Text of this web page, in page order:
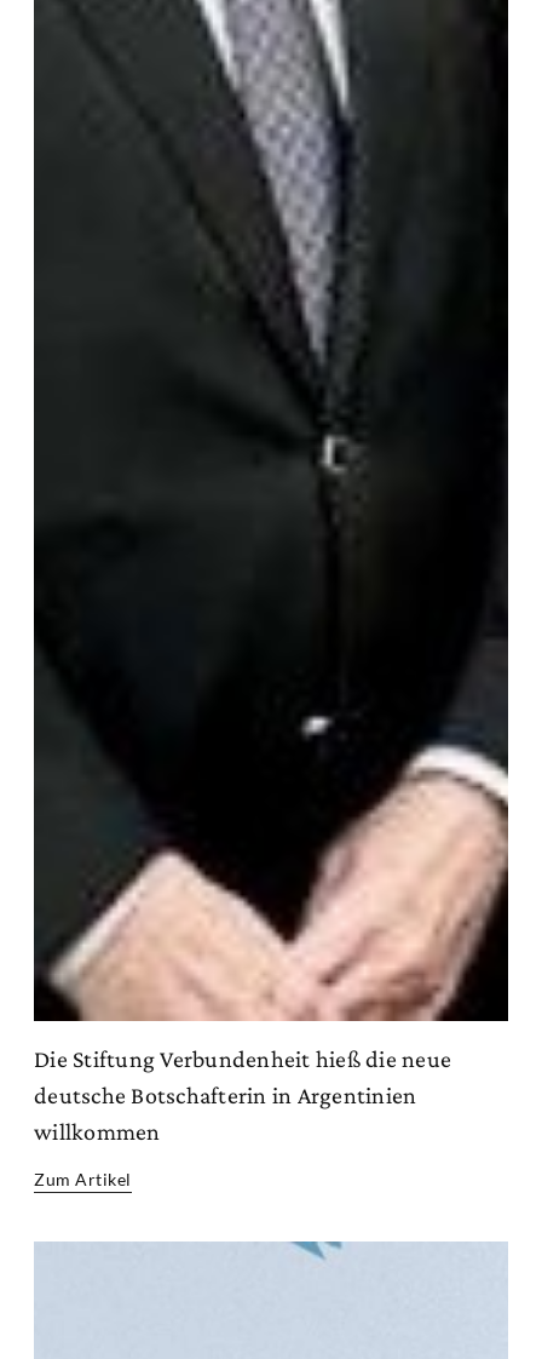
Die Stiftung Verbundenheit hieß die neue
deutsche Botschafterin in Argentinien
willkommen
Zum Artikel